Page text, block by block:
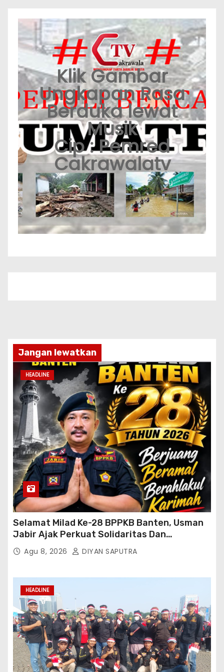
Klik Gambar
Ungkapan Rasa
Berduka lewat
Musik
Cip : Pemred
Cakrawalatv
Jangan lewatkan
HEADLINE
Selamat Milad Ke-28 BPPKB Banten, Usman
Jabir Ajak Perkuat Solidaritas Dan
Kebersamaan
Agu 8, 2026 DIYAN SAPUTRA
HEADLINE